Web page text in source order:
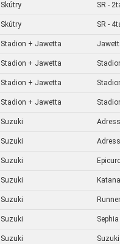
Skútry SR -
Skútry SR -
Stadion + Jawetta
Stadion + Jawetta
Stadion + Jawetta
Stadion + Jawetta
Suzuki Adress
Suzuki Adress
Suzuki
Suzuki Katana
Suzuki Runner
Suzuki Sephia
Suzuki Suzuki